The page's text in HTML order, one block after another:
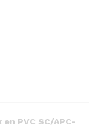
PVC SC/APC-